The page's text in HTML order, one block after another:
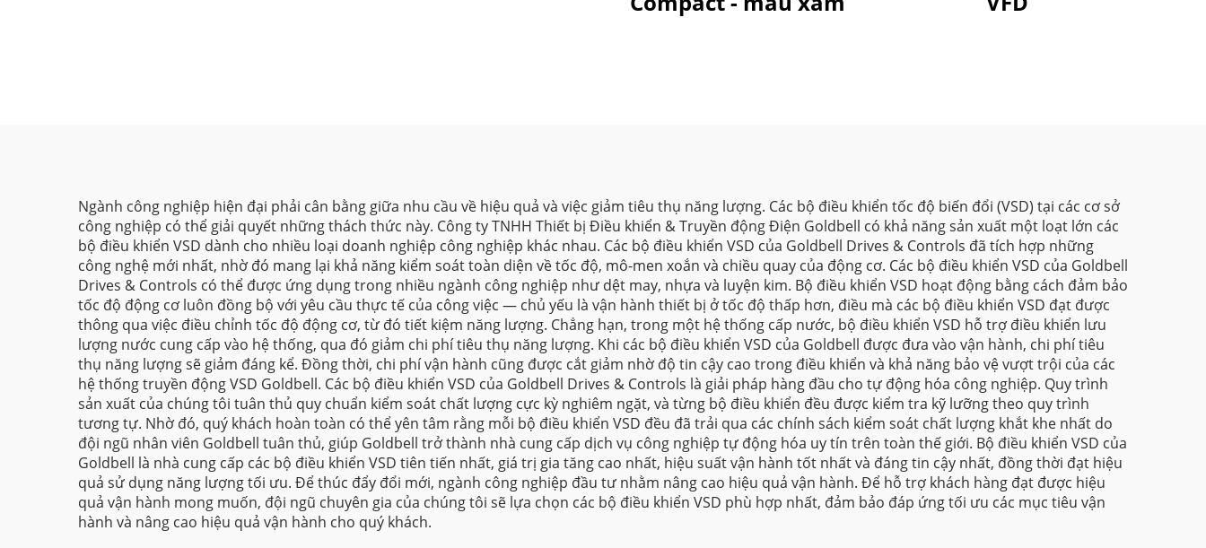
Ngành công nghiệp hiện đại phải cân bằng giữa nhu cầu về hiệu quả và việc giảm tiêu thụ năng lượng. Các bộ điều khiển tốc độ biến đổi (VSD) tại các cơ sở
công nghiệp có thể giải quyết những thách thức này. Công ty TNHH Thiết bị Điều khiển & Truyền động Điện Goldbell có khả năng sản xuất một loạt lớn các
bộ điều khiển VSD dành cho nhiều loại doanh nghiệp công nghiệp khác nhau. Các bộ điều khiển VSD của Goldbell Drives & Controls đã tích hợp những
công nghệ mới nhất, nhờ đó mang lại khả năng kiểm soát toàn diện về tốc độ, mô-men xoắn và chiều quay của động cơ. Các bộ điều khiển VSD của Goldbell
Drives & Controls có thể được ứng dụng trong nhiều ngành công nghiệp như dệt may, nhựa và luyện kim. Bộ điều khiển VSD hoạt động bằng cách đảm bảo
tốc độ động cơ luôn đồng bộ với yêu cầu thực tế của công việc — chủ yếu là vận hành thiết bị ở tốc độ thấp hơn, điều mà các bộ điều khiển VSD đạt được
thông qua việc điều chỉnh tốc độ động cơ, từ đó tiết kiệm năng lượng. Chẳng hạn, trong một hệ thống cấp nước, bộ điều khiển VSD hỗ trợ điều khiển lưu
lượng nước cung cấp vào hệ thống, qua đó giảm chi phí tiêu thụ năng lượng. Khi các bộ điều khiển VSD của Goldbell được đưa vào vận hành, chi phí tiêu
thụ năng lượng sẽ giảm đáng kể. Đồng thời, chi phí vận hành cũng được cắt giảm nhờ độ tin cậy cao trong điều khiển và khả năng bảo vệ vượt trội của các
hệ thống truyền động VSD Goldbell. Các bộ điều khiển VSD của Goldbell Drives & Controls là giải pháp hàng đầu cho tự động hóa công nghiệp. Quy trình
sản xuất của chúng tôi tuân thủ quy chuẩn kiểm soát chất lượng cực kỳ nghiêm ngặt, và từng bộ điều khiển đều được kiểm tra kỹ lưỡng theo quy trình
tương tự. Nhờ đó, quý khách hoàn toàn có thể yên tâm rằng mỗi bộ điều khiển VSD đều đã trải qua các chính sách kiểm soát chất lượng khắt khe nhất do
đội ngũ nhân viên Goldbell tuân thủ, giúp Goldbell trở thành nhà cung cấp dịch vụ công nghiệp tự động hóa uy tín trên toàn thế giới. Bộ điều khiển VSD của
Goldbell là nhà cung cấp các bộ điều khiển VSD tiên tiến nhất, giá trị gia tăng cao nhất, hiệu suất vận hành tốt nhất và đáng tin cậy nhất, đồng thời đạt hiệu
quả sử dụng năng lượng tối ưu. Để thúc đẩy đổi mới, ngành công nghiệp đầu tư nhằm nâng cao hiệu quả vận hành. Để hỗ trợ khách hàng đạt được hiệu
quả vận hành mong muốn, đội ngũ chuyên gia của chúng tôi sẽ lựa chọn các bộ điều khiển VSD phù hợp nhất, đảm bảo đáp ứng tối ưu các mục tiêu vận
hành và nâng cao hiệu quả vận hành cho quý khách.